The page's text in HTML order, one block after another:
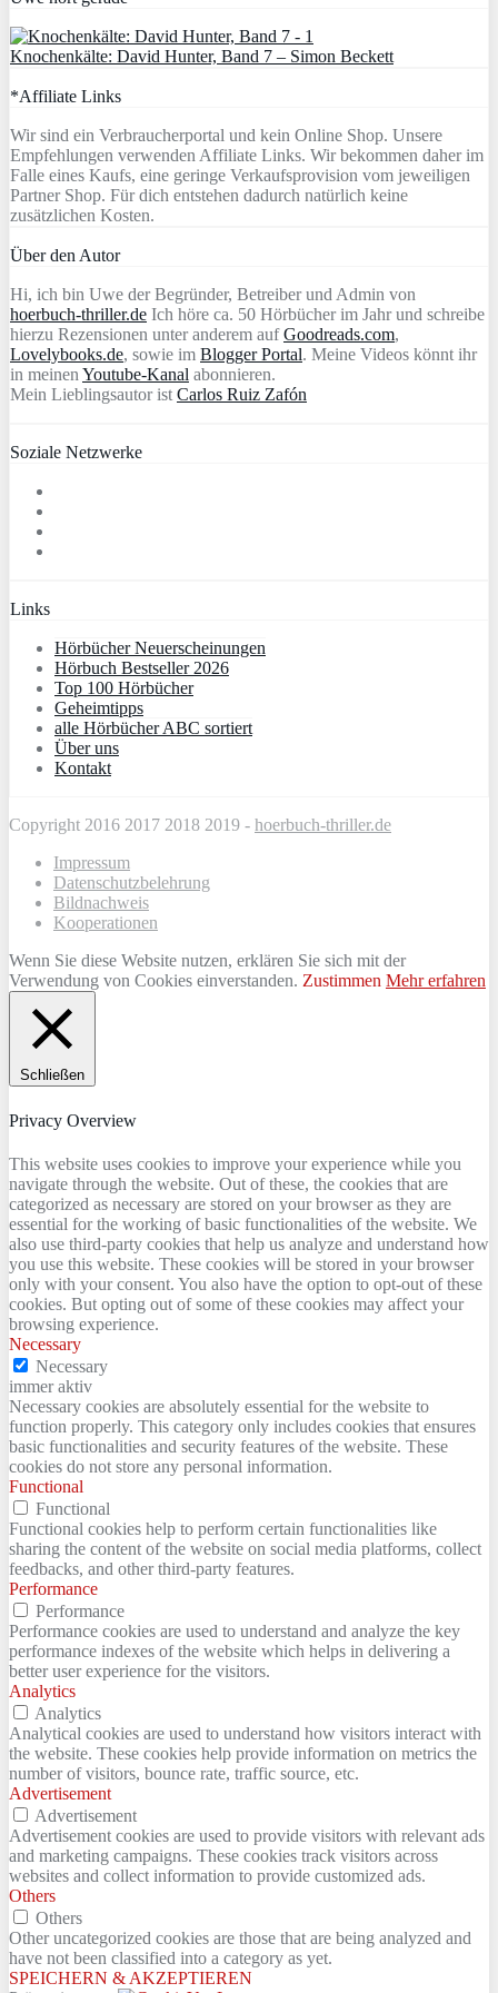
Knochenkälte: David Hunter, Band 7 – Simon Beckett
*Affiliate Links
Wir sind ein Verbraucherportal und kein Online Shop. Unsere
Empfehlungen verwenden Affiliate Links. Wir bekommen daher im
Falle eines Kaufs, eine geringe Verkaufsprovision vom jeweiligen
Partner Shop. Für dich entstehen dadurch natürlich keine
zusätzlichen Kosten.
Über den Autor
Hi, ich bin Uwe der Begründer, Betreiber und Admin von
hoerbuch-thriller.de Ich höre ca. 50 Hörbücher im Jahr und schreibe
hierzu Rezensionen unter anderem aufGoodreads.com,
Lovelybooks.de, sowie im Blogger Portal. Meine Videos könnt ihr
in meinenYoutube-Kanal abonnieren.
Mein Lieblingsautor istCarlos Ruiz Zafón
Soziale Netzwerke
Links
Hörbücher Neuerscheinungen
Hörbuch Bestseller 2026
Top 100 Hörbücher
Geheimtipps
alle Hörbücher ABC sortiert
Über uns
Kontakt
Copyright 2016 2017 2018 2019 - hoerbuch-thriller.de
Impressum
Datenschutzbelehrung
Bildnachweis
Kooperationen
Wenn Sie diese Website nutzen, erklären Sie sich mit der
Verwendung von Cookies einverstanden. Zustimmen Mehr erfahren
Schließen
Privacy Overview
This website uses cookies to improve your experience while you
navigate through the website. Out of these, the cookies that are
categorized as necessary are stored on your browser as they are
essential for the working of basic functionalities of the website. We
also use third-party cookies that help us analyze and understand how
you use this website. These cookies will be stored in your browser
only with your consent. You also have the option to opt-out of these
cookies. But opting out of some of these cookies may affect your
browsing experience.
Necessary
Necessary
immer aktiv
Necessary cookies are absolutely essential for the website to
function properly. This category only includes cookies that ensures
basic functionalities and security features of the website. These
cookies do not store any personal information.
Functional
Functional
Functional cookies help to perform certain functionalities like
sharing the content of the website on social media platforms, collect
feedbacks, and other third-party features.
Performance
Performance
Performance cookies are used to understand and analyze the key
performance indexes of the website which helps in delivering a
better user experience for the visitors.
Analytics
Analytics
Analytical cookies are used to understand how visitors interact with
the website. These cookies help provide information on metrics the
number of visitors, bounce rate, traffic source, etc.
Advertisement
Advertisement
Advertisement cookies are used to provide visitors with relevant ads
and marketing campaigns. These cookies track visitors across
websites and collect information to provide customized ads.
Others
Others
Other uncategorized cookies are those that are being analyzed and
have not been classified into a category as yet.
SPEICHERN & AKZEPTIEREN